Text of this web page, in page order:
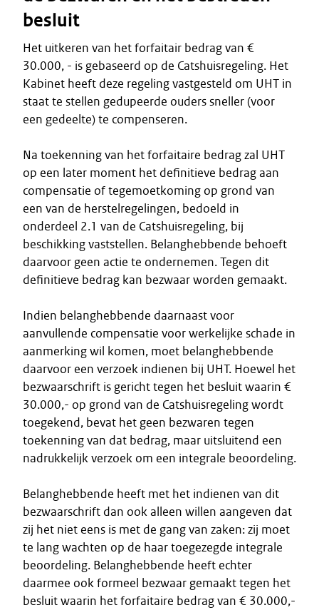
besluit
Het uitkeren van het forfaitair bedrag van €
30.000, - is gebaseerd op de Catshuisregeling. Het
Kabinet heeft deze regeling vastgesteld om UHT in
staat te stellen gedupeerde ouders sneller (voor
een gedeelte) te compenseren.
Na toekenning van het forfaitaire bedrag zal UHT
op een later moment het definitieve bedrag aan
compensatie of tegemoetkoming op grond van
een van de herstelregelingen, bedoeld in
onderdeel 2.1 van de Catshuisregeling, bij
beschikking vaststellen. Belanghebbende behoeft
daarvoor geen actie te ondernemen. Tegen dit
definitieve bedrag kan bezwaar worden gemaakt.
Indien belanghebbende daarnaast voor
aanvullende compensatie voor werkelijke schade in
aanmerking wil komen, moet belanghebbende
daarvoor een verzoek indienen bij UHT. Hoewel het
bezwaarschrift is gericht tegen het besluit waarin €
30.000,- op grond van de Catshuisregeling wordt
toegekend, bevat het geen bezwaren tegen
toekenning van dat bedrag, maar uitsluitend een
nadrukkelijk verzoek om een integrale beoordeling.
Belanghebbende heeft met het indienen van dit
bezwaarschrift dan ook alleen willen aangeven dat
zij het niet eens is met de gang van zaken: zij moet
te lang wachten op de haar toegezegde integrale
beoordeling. Belanghebbende heeft echter
daarmee ook formeel bezwaar gemaakt tegen het
besluit waarin het forfaitaire bedrag van € 30.000,-